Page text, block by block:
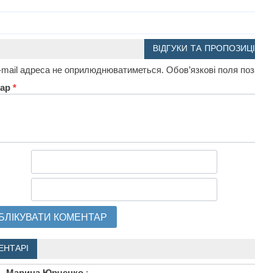
ВІДГУКИ ТА
адреса не оприлюднюватиметься. Обов’язкові поля
*